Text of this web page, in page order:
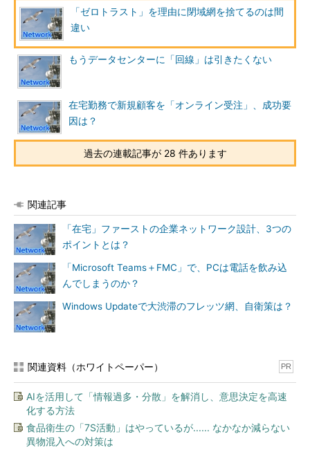
「ゼロトラスト」を理由に閉域網を捨てるのは間
違い
もうデータセンターに「回線」は引きたくない
在宅勤務で新規顧客を「オンライン受注」、成功要
因は？
過去の連載記事が 28 件あります
関連記事
「在宅」ファーストの企業ネットワーク設計、3つの
ポイントとは？
「Microsoft Teams＋FMC」で、PCは電話を飲み込
んでしまうのか？
Windows Updateで大渋滞のフレッツ網、自衛策は？
関連資料（ホワイトペーパー） PR
AIを活用して「情報過多・分散」を解消し、意思決定を高速
化する方法
食品衛生の「7S活動」はやっているが...... なかなか減らない
異物混入への対策は